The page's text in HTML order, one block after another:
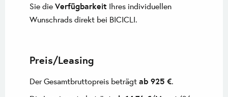
Sie dieVerfügbarkeit Ihres individuellen
Wunschrads direkt bei BICICLI.
Preis/Leasing
Der Gesamtbruttopreis beträgtab 925 €.